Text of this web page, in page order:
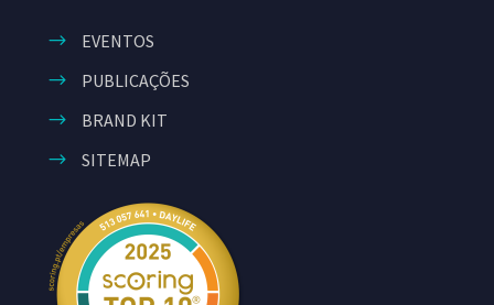
EVENTOS
PUBLICAÇÕES
BRAND KIT
SITEMAP